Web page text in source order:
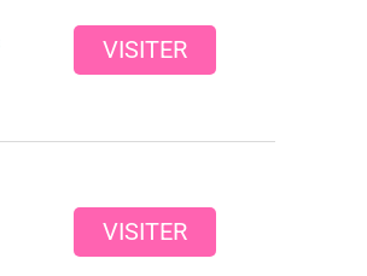
VISITER
VISITER